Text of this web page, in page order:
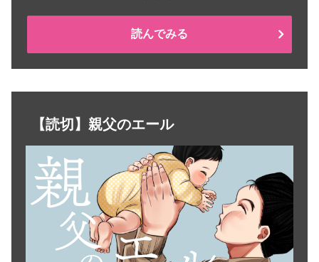
読んでみる
【読切】親父のエール